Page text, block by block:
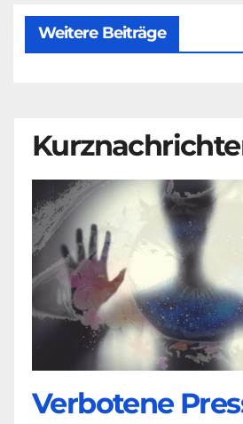
Weitere Beiträge
Verbotene